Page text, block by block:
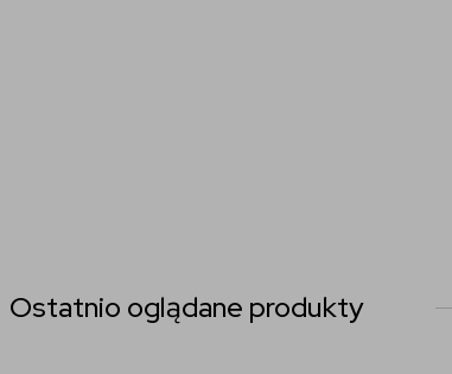
Ostatnio oglądane produkty